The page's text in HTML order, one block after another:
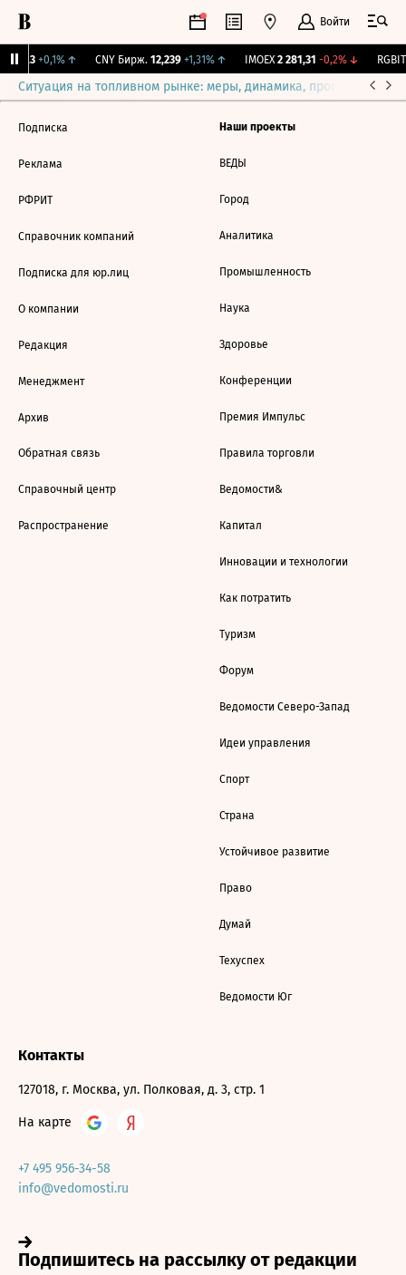
Войти
115,3 +0,1%↑ CNY Бирж. 12,239 +1,31%↑ IMOEX 2 281,31 -0,2%↓
Ситуация на топливном рынке: меры, динамика, прогнозы
Подписка
Реклама
РФРИТ
Справочник компаний
Подписка для юр.лиц
О компании
Редакция
Менеджмент
Архив
Обратная связь
Справочный центр
Распространение
Наши проекты
ВЕДЫ
Город
Аналитика
Промышленность
Наука
Здоровье
Конференции
Премия Импульс
Правила торговли
Ведомости&
Капитал
Инновации и технологии
Как потратить
Туризм
Форум
Ведомости Северо-Запад
Идеи управления
Спорт
Страна
Устойчивое развитие
Право
Думай
Техуспех
Ведомости Юг
Контакты
127018, г. Москва, ул. Полковая, д. 3, стр. 1
На карте
+7 495 956-34-58
info@vedomosti.ru